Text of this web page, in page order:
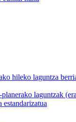
hileko laguntza
laguntzak